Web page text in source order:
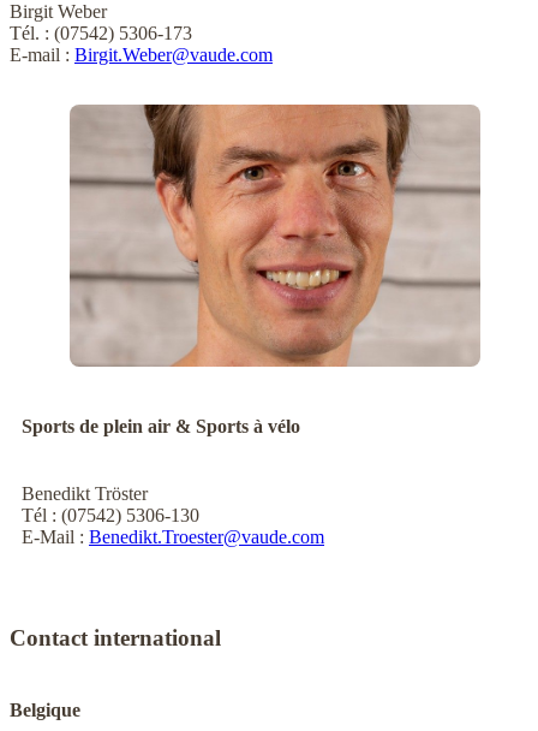
Birgit Weber
Tél. : (07542) 5306-173
E-mail : Birgit.Weber@vaude.com
Sports de plein air & Sports à vélo
Benedikt Tröster
Tél : (07542) 5306-130
E-Mail : Benedikt.Troester@vaude.com
Contact international
Belgique